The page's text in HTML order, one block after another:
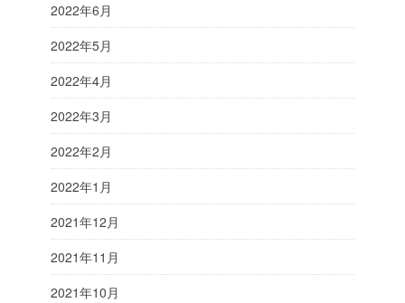
2022年6月
2022年5月
2022年4月
2022年3月
2022年2月
2022年1月
2021年12月
2021年11月
2021年10月